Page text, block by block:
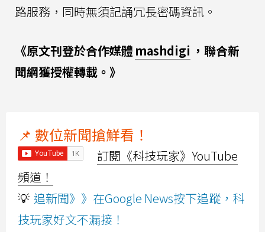
路服務，同時無須記誦冗長密碼資訊。
《原文刊登於合作媒體 mashdigi ，聯合新
聞網獲授權轉載。》
📌 數位新聞搶鮮看！
訂閱《科技玩家》YouTube
頻道！
💡 追新聞》》在Google News按下追蹤，科
技玩家好文不漏接！